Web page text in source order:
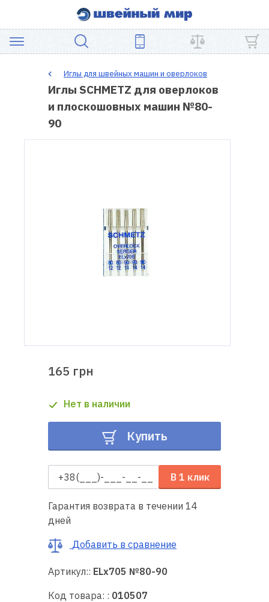
ШВЕЙНОЕ
ОБОРУДОВАНИЕ
ЗАПЧАСТИ
Гарантия
Ремонт
техники
советы
Контакты
нас
Иглы для швейных машин и оверлоков
Иглы SCHMETZ для оверлоков
и плоскошовных машин №80-
90
165 грн
Нет в наличии
Купить
В 1 клик
Гарантия возврата в течении 14
дней
Добавить в сравнение
Артикул:: ELx705 №80-90
Код товара: : 010507